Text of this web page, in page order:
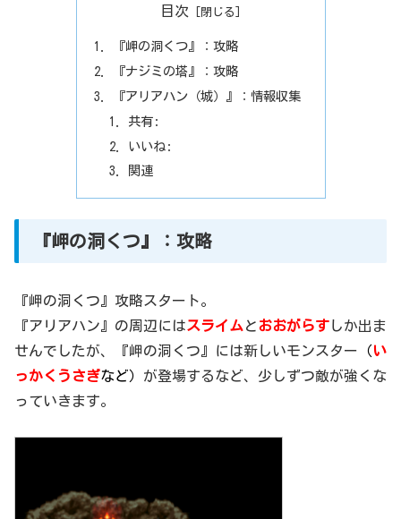
目次
『岬の洞くつ』：攻略
『ナジミの塔』：攻略
『アリアハン（城）』：情報収集
共有:
いいね:
関連
『岬の洞くつ』：攻略
『岬の洞くつ』攻略スタート。
『アリアハン』の周辺にはスライムとおおがらすしか出ま
せんでしたが、『岬の洞くつ』には新しいモンスター （い
っかくうさぎなど） が登場するなど、少しずつ敵が強くな
っていきます。